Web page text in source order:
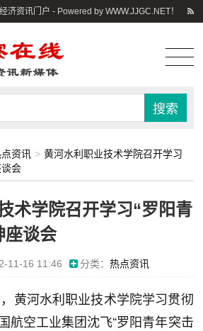
济资讯门户 - Powered by WWW.JJGC.NET！
资讯 > 黄河水利职业技术学院召开学习
谈会
术学院召开学习“罗阳青
座谈会
11-16 11:46 分类：热点资讯
黄河水利职业技术学院学习贯彻
航空工业集团沈飞“罗阳青年突击